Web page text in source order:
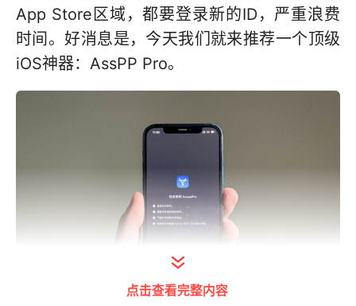
App Store区域，都要登录新的ID，严重浪费
时间。好消息是，今天我们就来推荐一个顶级
iOS神器：AssPP Pro。
点击查看完整内容